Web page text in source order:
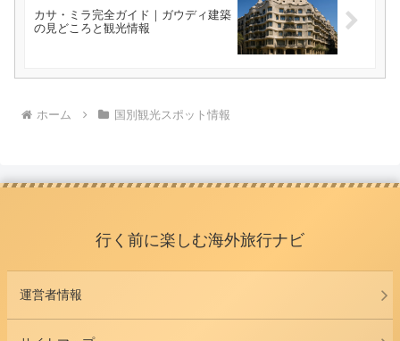
カサ・ミラ完全ガイド｜ガウディ建築
の見どころと観光情報
ホーム 国別観光スポット情報
行く前に楽しむ海外旅行ナビ
運営者情報